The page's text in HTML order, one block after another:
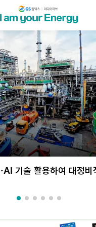
어허브
기술 활용하여 대정비